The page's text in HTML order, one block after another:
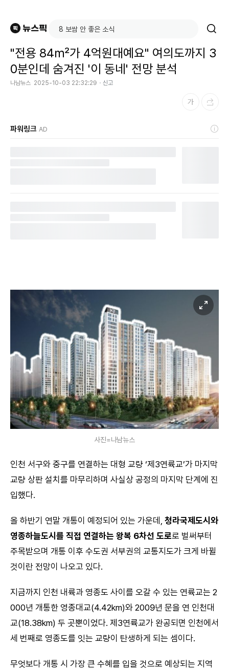
"전용 84㎡가 4억원대예요" 여의도까지 3
0분인데 숨겨진 '이 동네' 전망 분석
나남뉴스 2025-10-03 22:32:29 신고
파워링크 AD
사진=나남뉴스
인천 서구와 중구를 연결하는 대형 교량 ‘제3연륙교’가 마지막
교량 상판 설치를 마무리하며 사실상 공정의 마지막 단계에 진
입했다.
올 하반기 연말 개통이 예정되어 있는 가운데, 청라국제도시와
영종하늘도시를 직접 연결하는 왕복 6차선 도로로 벌써부터
주목받으며 개통 이후 수도권 서부권의 교통지도가 크게 바뀔
것이란 전망이 나오고 있다.
지금까지 인천 내륙과 영종도 사이를 오갈 수 있는 연륙교는 2
000년 개통한 영종대교(4.42km)와 2009년 문을 연 인천대
교(18.38km) 두 곳뿐이었다. 제3연륙교가 완공되면 인천에서
세 번째로 영종도를 잇는 교량이 탄생하게 되는 셈이다.
무엇보다 개통 시 가장 큰 수혜를 입을 것으로 예상되는 지역